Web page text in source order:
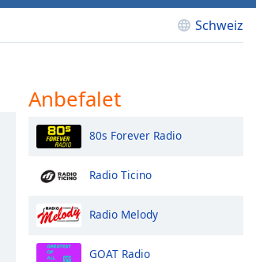
Schweiz
Anbefalet
80s Forever Radio
Radio Ticino
Radio Melody
GOAT Radio